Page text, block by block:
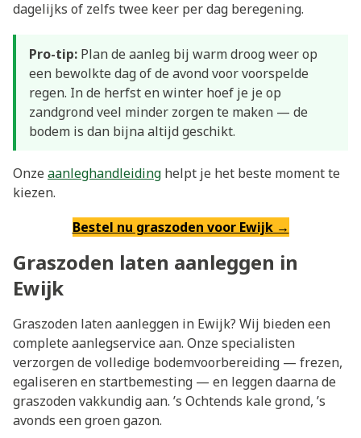
dagelijks of zelfs twee keer per dag beregening.
Pro-tip: Plan de aanleg bij warm droog weer op
een bewolkte dag of de avond voor voorspelde
regen. In de herfst en winter hoef je je op
zandgrond veel minder zorgen te maken — de
bodem is dan bijna altijd geschikt.
Onzeaanleghandleiding helpt je het beste moment te
kiezen.
Bestel nu graszoden voor Ewijk →
Graszoden laten aanleggen in
Ewijk
Graszoden laten aanleggen in Ewijk? Wij bieden een
complete aanlegservice aan. Onze specialisten
verzorgen de volledige bodemvoorbereiding — frezen,
egaliseren en startbemesting — en leggen daarna de
graszoden vakkundig aan. ’s Ochtends kale grond, ’s
avonds een groen gazon.